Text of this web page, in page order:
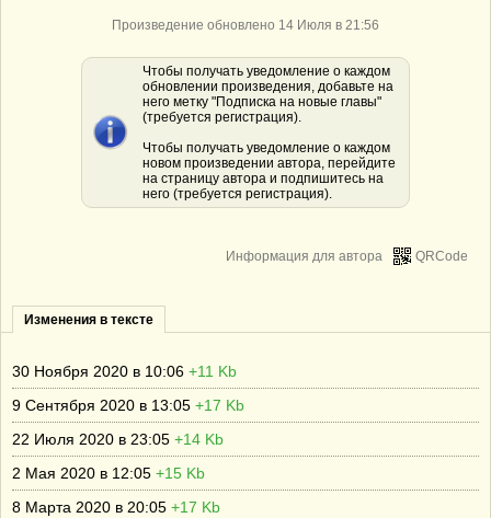
Произведение обновлено 14 Июля в 21:56
Чтобы получать уведомление о каждом
обновлении произведения, добавьте на
него метку "Подписка на новые главы"
(требуется регистрация).
Чтобы получать уведомление о каждом
новом произведении автора, перейдите
на страницу автора и подпишитесь на
него (требуется регистрация).
QRCode
Информация для автора
Изменения в тексте
30 Ноября 2020 в 10:06 +11 Kb
9 Сентября 2020 в 13:05 +17 Kb
22 Июля 2020 в 23:05 +14 Kb
2 Мая 2020 в 12:05 +15 Kb
8 Марта 2020 в 20:05 +17 Kb